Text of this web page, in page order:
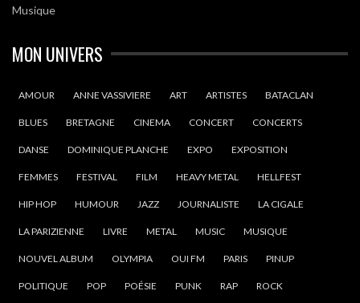
Musique
MON UNIVERS
AMOUR ANNE VASSIVIERE ART ARTISTES BATACLAN
BLUES BRETAGNE CINEMA CONCERT CONCERTS
DANSE DOMINIQUE PLANCHE EXPO EXPOSITION
FEMMES FESTIVAL FILM HEAVY METAL HELLFEST
HIP HOP HUMOUR JAZZ JOURNALISTE LA CIGALE
LA PARIZIENNE LIVRE METAL MUSIC MUSIQUE
NOUVEL ALBUM OLYMPIA OUI FM PARIS PINUP
POLITIQUE POP POÉSIE PUNK RAP ROCK